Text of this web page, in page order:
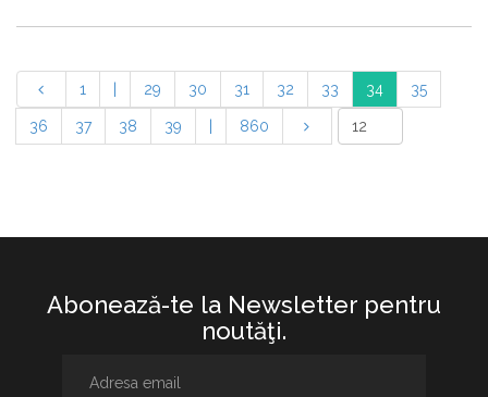
1 29 30 31 32 33 34 35
36 37 38 39 860
Abonează-te la Newsletter pentru
noutăţi.